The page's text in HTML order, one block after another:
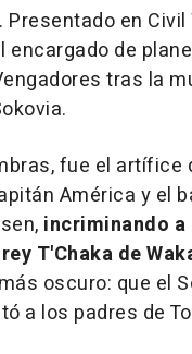
. Presentado en Civil
encargado de
tras la
fue el artífice
América y el
incriminando a
T'Chaka de
oscuro: que el
a los padres de